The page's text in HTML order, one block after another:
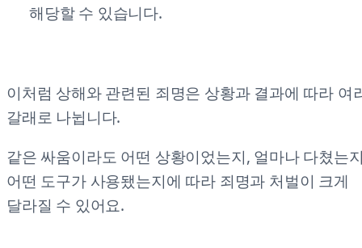
해당할 수 있습니다.
이처럼 상해와 관련된 죄명은 상황과 결과에 따라 여
갈래로 나뉩니다.
같은 싸움이라도 어떤 상황이었는지, 얼마나 다쳤는
어떤 도구가 사용됐는지에 따라 죄명과 처벌이 크게
달라질 수 있어요.